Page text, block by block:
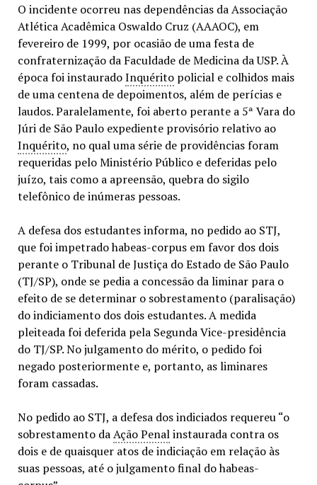
O incidente ocorreu nas dependências da Associação
Atlética Acadêmica Oswaldo Cruz (AAAOC), em
fevereiro de 1999, por ocasião de uma festa de
confraternização da Faculdade de Medicina da USP. À
época foi instauradoInquéritopolicial e colhidos mais
de uma centena de depoimentos, além de perícias e
laudos. Paralelamente, foi aberto perante a 5ª Vara do
Júri de São Paulo expediente provisório relativo ao
Inquérito, no qual uma série de providências foram
requeridas pelo Ministério Público e deferidas pelo
juízo, tais como a apreensão, quebra do sigilo
telefônico de inúmeras pessoas.
A defesa dos estudantes informa, no pedido ao STJ,
que foi impetrado habeas-corpus em favor dos dois
perante o Tribunal de Justiça do Estado de São Paulo
(TJ/SP), onde se pedia a concessão da liminar para o
efeito de se determinar o sobrestamento (paralisação)
do indiciamento dos dois estudantes. A medida
pleiteada foi deferida pela Segunda Vice-presidência
do TJ/SP. No julgamento do mérito, o pedido foi
negado posteriormente e, portanto, as liminares
foram cassadas.
No pedido ao STJ, a defesa dos indiciados requereu “o
sobrestamento daAção Penalinstaurada contra os
dois e de quaisquer atos de indiciação em relação às
suas pessoas, até o julgamento final do habeas-